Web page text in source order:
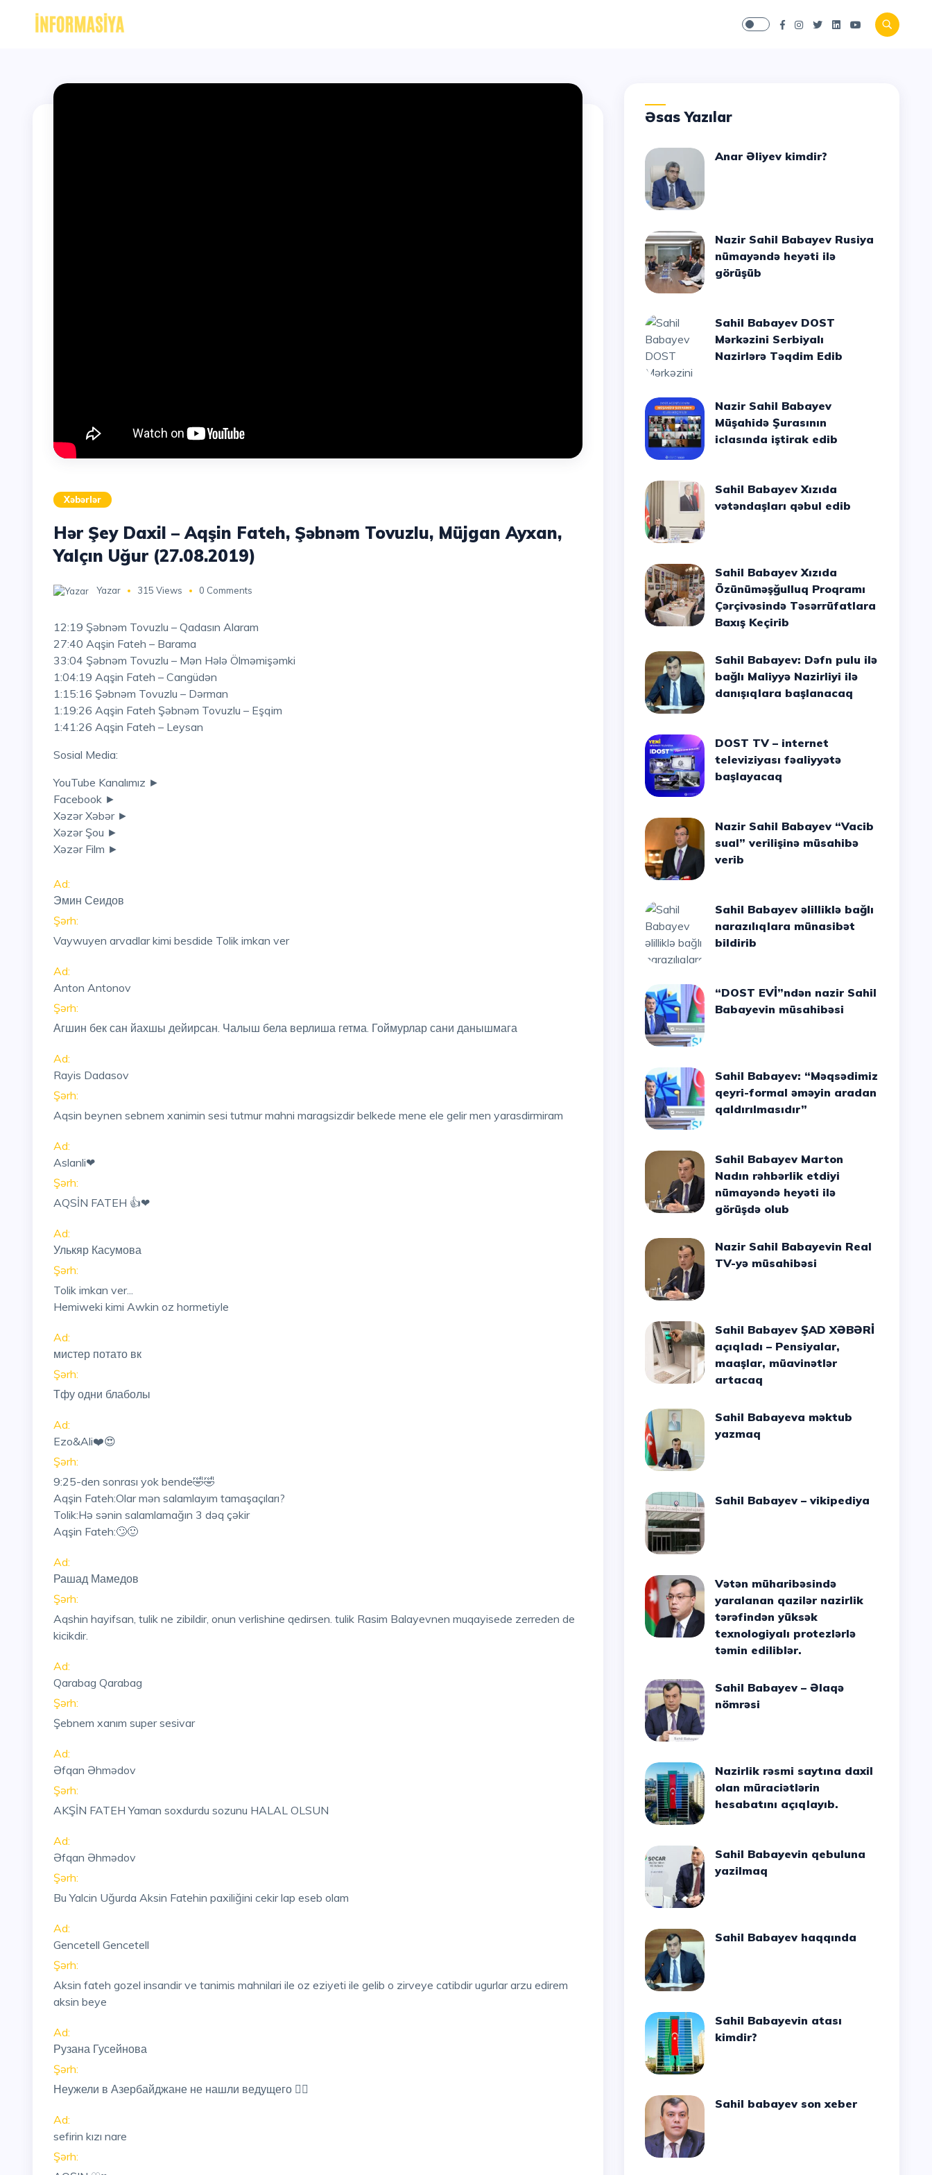
Xəbərlər
Hər Şey Daxil – Aqşin Fateh, Şəbnəm Tovuzlu, Müjgan Ayxan,
Yalçın Uğur (27.08.2019)
Yazar 315 Views 0 Comments
12:19 Şəbnəm Tovuzlu – Qadasın Alaram
27:40 Aqşin Fateh – Barama
33:04 Şəbnəm Tovuzlu – Mən Hələ Ölməmişəmki
1:04:19 Aqşin Fateh – Cangüdən
1:15:16 Şəbnəm Tovuzlu – Dərman
1:19:26 Aqşin Fateh Şəbnəm Tovuzlu – Eşqim
1:41:26 Aqşin Fateh – Leysan
Sosial Media:
YouTube Kanalımız ►
Facebook ►
Xəzər Xəbər ►
Xəzər Şou ►
Xəzər Film ►
Ad:
Эмин Сеидов
Şərh:
Vaywuyen arvadlar kimi besdide Tolik imkan ver
Ad:
Anton Antonov
Şərh:
Агшин бек сан йахшы дейирсан. Чалыш бела верлиша гетма. Гоймурлар сани данышмага
Ad:
Rayis Dadasov
Şərh:
Aqsin beynen sebnem xanimin sesi tutmur mahni maragsizdir belkede mene ele gelir men yarasdirmiram
Ad:
Aslanli❤
Şərh:
AQSİN FATEH 👍❤
Ad:
Улькяр Касумова
Şərh:
Tolik imkan ver...
Hemiweki kimi Awkin oz hormetiyle
Ad:
мистер потато вк
Şərh:
Тфу одни блаболы
Ad:
Ezo&Ali❤️😍
Şərh:
9:25-den sonrası yok bende🤣🤣
Aqşin Fateh:Olar mən salamlayım tamaşaçıları?
Tolik:Hə sənin salamlamağın 3 dəq çəkir
Aqşin Fateh:🙄🙂
Ad:
Рашад Мамедов
Şərh:
Aqshin hayifsan, tulik ne zibildir, onun verlishine qedirsen. tulik Rasim Balayevnen muqayisede zerreden de
kicikdir.
Ad:
Qarabag Qarabag
Şərh:
Şebnem xanım super sesivar
Ad:
Əfqan Əhmədov
Şərh:
AKŞİN FATEH Yaman soxdurdu sozunu HALAL OLSUN
Ad:
Əfqan Əhmədov
Şərh:
Bu Yalcin Uğurda Aksin Fatehin paxiliğini cekir lap eseb olam
Ad:
Gencetell Gencetell
Şərh:
Aksin fateh gozel insandir ve tanimis mahnilari ile oz eziyeti ile gelib o zirveye catibdir ugurlar arzu edirem
aksin beye
Ad:
Рузана Гусейнова
Şərh:
Неужели в Азербайджане не нашли ведущего 🤦‍♀️
Ad:
sefirin kızı nare
Şərh:
Əsas Yazılar
Anar Əliyev kimdir?
Nazir Sahil Babayev Rusiya
nümayəndə heyəti ilə
görüşüb
Sahil Babayev DOST
Mərkəzini Serbiyalı
Nazirlərə Təqdim Edib
Nazir Sahil Babayev
Müşahidə Şurasının
iclasında iştirak edib
Sahil Babayev Xızıda
vətəndaşları qəbul edib
Sahil Babayev Xızıda
Özünüməşğulluq Proqramı
Çərçivəsində Təsərrüfatlara
Baxış Keçirib
Sahil Babayev: Dəfn pulu ilə
bağlı Maliyyə Nazirliyi ilə
danışıqlara başlanacaq
DOST TV – internet
televiziyası fəaliyyətə
başlayacaq
Nazir Sahil Babayev “Vacib
sual” verilişinə müsahibə
verib
Sahil Babayev əlilliklə bağlı
narazılıqlara münasibət
bildirib
“DOST EVİ”ndən nazir Sahil
Babayevin müsahibəsi
Sahil Babayev: “Məqsədimiz
qeyri-formal əməyin aradan
qaldırılmasıdır”
Sahil Babayev Marton
Nadın rəhbərlik etdiyi
nümayəndə heyəti ilə
görüşdə olub
Nazir Sahil Babayevin Real
TV-yə müsahibəsi
Sahil Babayev ŞAD XƏBƏRİ
açıqladı – Pensiyalar,
maaşlar, müavinətlər
artacaq
Sahil Babayeva məktub
yazmaq
Sahil Babayev – vikipediya
Vətən müharibəsində
yaralanan qazilər nazirlik
tərəfindən yüksək
texnologiyalı protezlərlə
təmin ediliblər.
Sahil Babayev – Əlaqə
nömrəsi
Nazirlik rəsmi saytına daxil
olan müraciətlərin
hesabatını açıqlayıb.
Sahil Babayevin qebuluna
yazilmaq
Sahil Babayev haqqında
Sahil Babayevin atası
kimdir?
Sahil babayev son xeber